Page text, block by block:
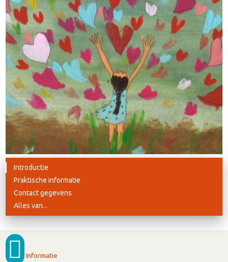
Introductie
Praktische informatie
Contact gegevens
Alles van...
Informatie